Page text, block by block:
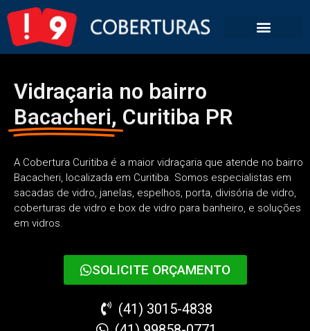
Vidraçaria no bairro
Bacacheri, Curitiba PR
A Cobertura Curitiba é a maior vidraçaria que atende no bairro
Bacacheri, localizada em Curitiba. Somos especialistas em
sacadas de vidro, janelas, espelhos, porta, divisória de vidro,
coberturas de vidro e box de vidro para banheiro, e soluções
em vidros.
SOLICITE ORÇAMENTO
(41) 3015-4838